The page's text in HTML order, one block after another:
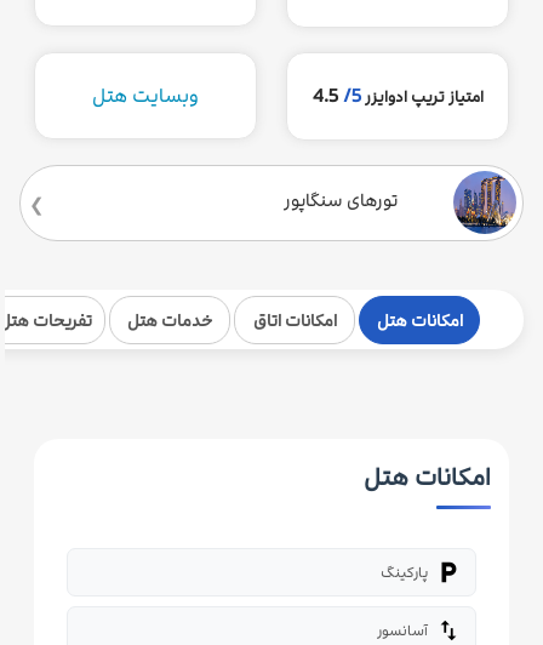
امتیاز تریپ ادوایزر5/
4.5 وبسایت هتل
تورهای سنگاپور
امکانات هتل امکانات اتاق خدمات هتل تفریحات
امکانات هتل
local_parking پارکینگ
import_export آسانسور